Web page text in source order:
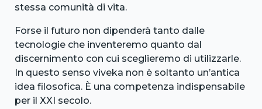
stessa comunità di vita.
Forse il futuro non dipenderà tanto dalle
tecnologie che inventeremo quanto dal
discernimento con cui sceglieremo di utilizzarle.
In questo senso viveka non è soltanto un’antica
idea filosofica. È una competenza indispensabile
per il XXI secolo.